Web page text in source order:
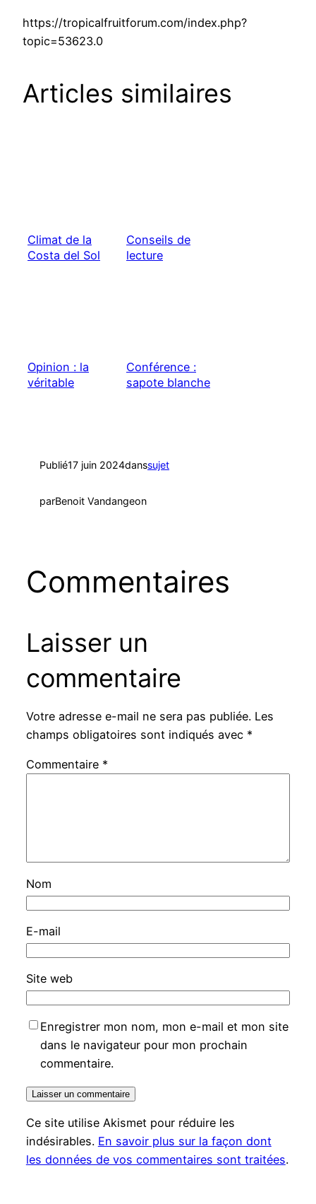
https://tropicalfruitforum.com/index.php?
topic=53623.0
Articles similaires
Climat de la
Costa del Sol
Conseils de
lecture
Opinion : la
véritable
Conférence :
sapote blanche
Publié17 juin 2024danssujet
parBenoit Vandangeon
Commentaires
Laisser un
commentaire
Votre adresse e-mail ne sera pas publiée. Les
champs obligatoires sont indiqués avec *
Commentaire *
Nom
E-mail
Site web
Enregistrer mon nom, mon e-mail et mon site
dans le navigateur pour mon prochain
commentaire.
Ce site utilise Akismet pour réduire les
indésirables. En savoir plus sur la façon dont
les données de vos commentaires sont traitées.